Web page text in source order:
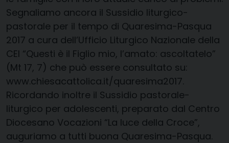
Segnaliamo ancora il Sussidio liturgico-
pastorale per il tempo di Quaresima-Pasqua
2017 a cura dell’Ufficio Liturgico Nazionale della
CEI “Questi è il Figlio mio, l’amato: ascoltatelo”
(Mt 17, 7) che può essere consultato su:
www.chiesacattolica.it/quaresima2017.
Ricordando inoltre il Sussidio pastorale-
liturgico per adolescenti, preparato dal Centro
Diocesano Vocazioni “La luce della Croce”,
auguriamo a tutti buona Quaresima-Pasqua.